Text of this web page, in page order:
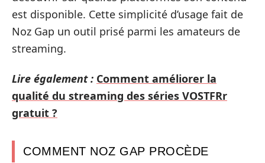
est disponible. Cette simplicité d’usage fait de
Noz Gap un outil prisé parmi les amateurs de
streaming.
Lire également : Comment améliorer la
qualité du streaming des séries VOSTFRr
gratuit ?
COMMENT NOZ GAP PROCÈDE